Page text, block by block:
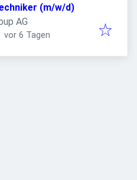
(m/w/d)
AG
Veröffentlicht
vor 6 Tagen